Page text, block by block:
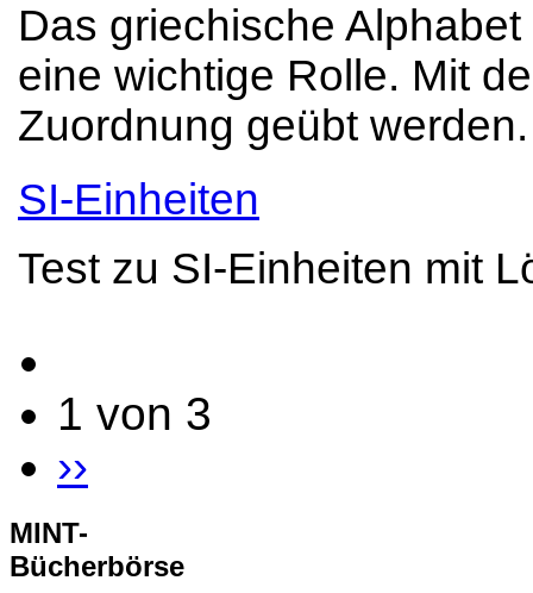
Das griechische
eine wichtige Rolle. Mit
Zuordnung geübt werden.
SI-Einheiten
Test zu SI-Einheiten mit
1 von 3
››
MINT-
Bücherbörse